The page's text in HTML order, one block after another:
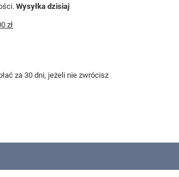
Wysyłka dzisiaj
zł
za 30 dni, jeżeli nie zwrócisz